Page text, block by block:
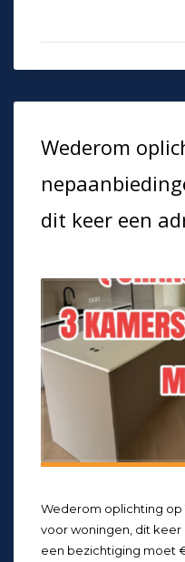
Wederom
dit keer een
Wederom oplichting op
voor woningen, dit keer
een bezichtiging moet